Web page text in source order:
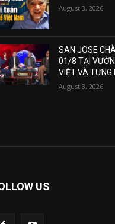
August 3, 2026
SAN JOSE
01/8 TẠI
VIỆT VÀ TƯNG
August 3, 2026
US